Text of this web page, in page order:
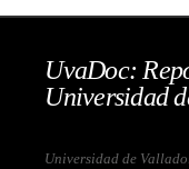
UvaDoc:
Universidad
Universidad de